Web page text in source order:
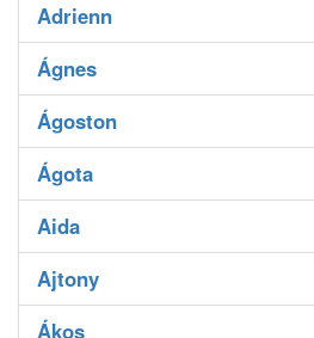
Adrienn
Ágnes
Ágoston
Ágota
Aida
Ajtony
Ákos